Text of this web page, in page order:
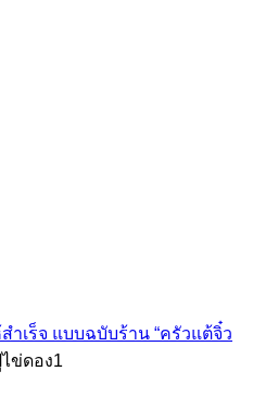
ำเร็จ แบบฉบับร้าน “ครัวแต้จิ๋ว
ข่ดอง1